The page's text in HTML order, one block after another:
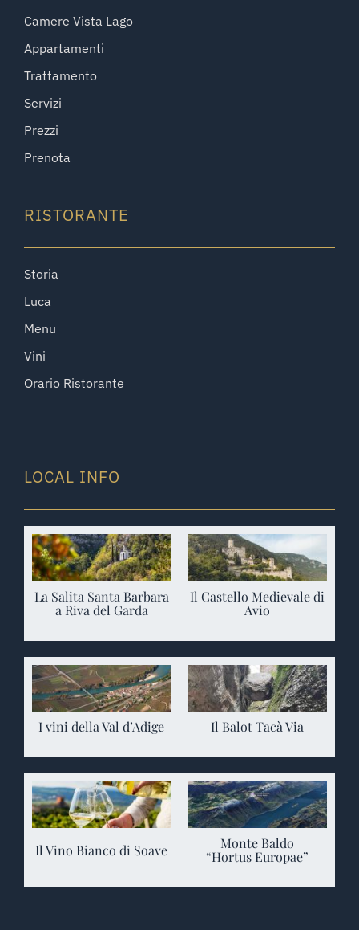
Camere Vista Lago
Appartamenti
Trattamento
Servizi
Prezzi
Prenota
RISTORANTE
Storia
Luca
Menu
Vini
Orario Ristorante
LOCAL INFO
La Salita Santa Barbara
a Riva del Garda
Il Castello Medievale di
Avio
I vini della Val d’Adige Il Balot Tacà Via
Il Vino Bianco di Soave
Monte Baldo
“Hortus Europae”